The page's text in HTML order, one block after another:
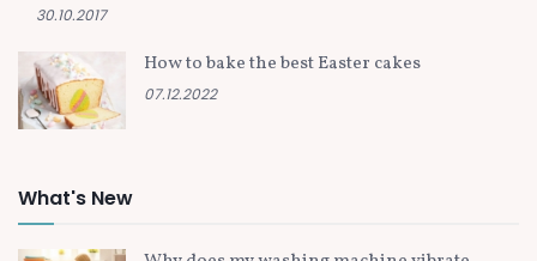
30.10.2017
How to bake the best Easter cakes
07.12.2022
What's New